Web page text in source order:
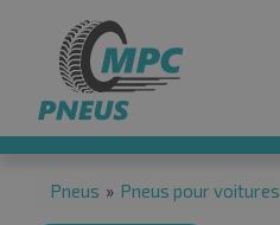
Pneus » Pneus pour voitures